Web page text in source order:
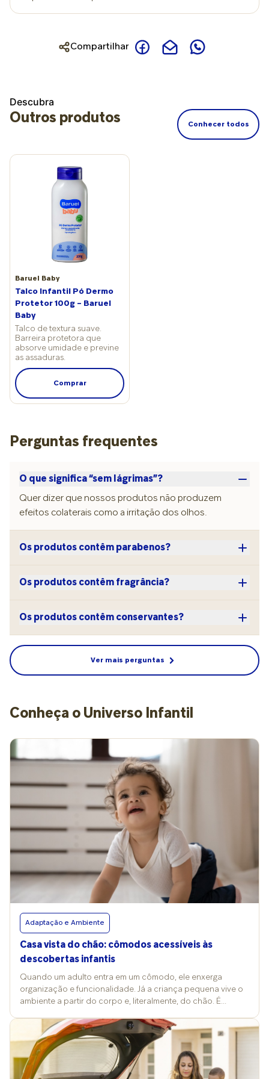
Compartilhar
Descubra
Outros produtos Conhecer todos
Baruel Baby
Talco Infantil Pó Dermo
Protetor 100g – Baruel
Baby
Talco de textura suave.
Barreira protetora que
absorve umidade e previne
as assaduras.
Comprar
Perguntas frequentes
O que significa “sem lágrimas”?
Quer dizer que nossos produtos não produzem
efeitos colaterais como a irritação dos olhos.
Os produtos contêm parabenos?
Os produtos contêm fragrância?
Os produtos contêm conservantes?
Ver mais perguntas
Conheça o Universo Infantil
Adaptação e Ambiente
Casa vista do chão: cômodos acessíveis às
descobertas infantis
Quando um adulto entra em um cômodo, ele enxerga
organização e funcionalidade. Já a criança pequena vive o
ambiente a partir do corpo e, literalmente, do chão. É
explora o mundo e constrói seu desenvolvimento. Como
adaptar a casa à infância, então? A terapeuta ocupacional
Lígia Carvalho expõe que pensar a “casa vista do chão”
significa mudar completamente o ponto de referência. Isso
envolve observar altura, alcance e visibilidade entre 30 e 90